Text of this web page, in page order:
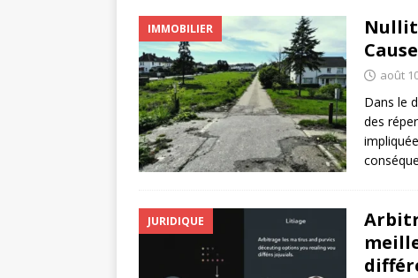
IMMOBILIER
août
Dans le
des
JURIDIQUE